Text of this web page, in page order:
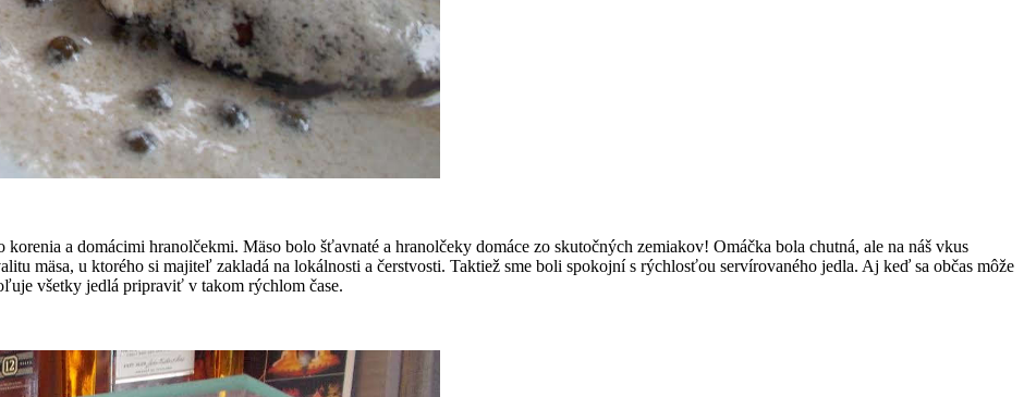
a domácimi hranolčekmi. Mäso bolo šťavnaté a hranolčeky domáce zo skutočných zemiakov! Omáčka bola chutná, ale na náš vkus
mäsa, u ktorého si majiteľ zakladá na lokálnosti a čerstvosti. Taktiež sme boli spokojní s rýchlosťou servírovaného jedla. Aj keď sa občas môže
všetky jedlá pripraviť v takom rýchlom čase.